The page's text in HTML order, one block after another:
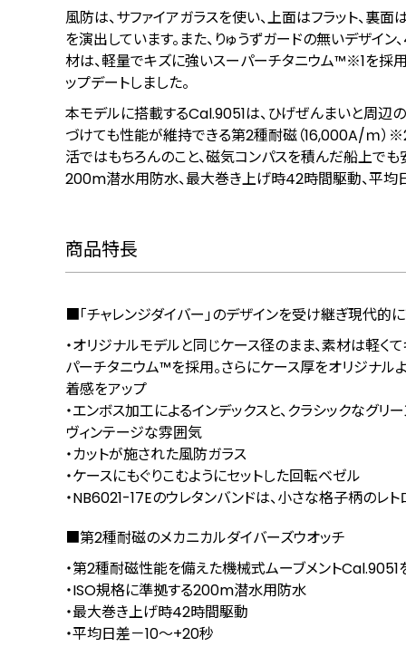
風防は、サファイアガラスを使い、上面はフラット、裏
を演出しています。また、りゅうずガードの無いデザイ
材は、軽量でキズに強いスーパーチタニウム™※1を採
ップデートしました。
本モデルに搭載するCal.9051は、ひげぜんまいと周辺
づけても性能が維持できる第2種耐磁（16,000A/ｍ）
活ではもちろんのこと、磁気コンパスを積んだ船上で
200m潜水用防水、最大巻き上げ時42時間駆動、平均
商品特長
■「チャレンジダイバー」のデザインを受け継ぎ現代的
・オリジナルモデルと同じケース径のまま、素材は軽く
パーチタニウム™を採用。さらにケース厚をオリジナル
着感をアップ
・エンボス加工によるインデックスと、クラシックなグリ
ヴィンテージな雰囲気
・カットが施された風防ガラス
・ケースにもぐりこむようにセットした回転ベゼル
・NB6021-17Eのウレタンバンドは、小さな格子柄のレ
■第2種耐磁のメカニカルダイバーズウオッチ
・第2種耐磁性能を備えた機械式ムーブメントCal.9051
・ISO規格に準拠する200m潜水用防水
・最大巻き上げ時42時間駆動
・平均日差－10～+20秒